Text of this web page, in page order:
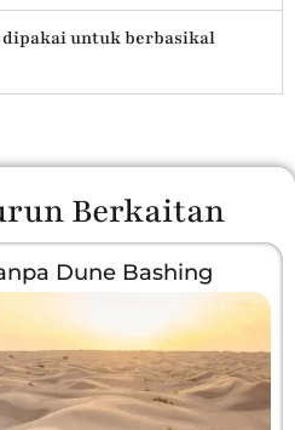
dipakai untuk berbasikal
Berkaitan
Dune Bashing